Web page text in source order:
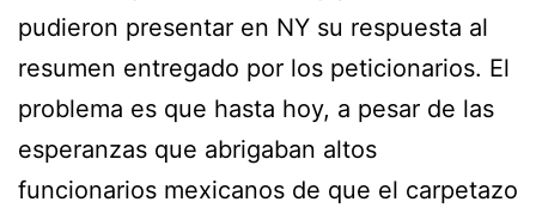
pudieron presentar en NY su respuesta al
resumen entregado por los peticionarios. El
problema es que hasta hoy, a pesar de las
esperanzas que abrigaban altos
funcionarios mexicanos de que el carpetazo